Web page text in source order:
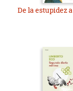
De la estupidez